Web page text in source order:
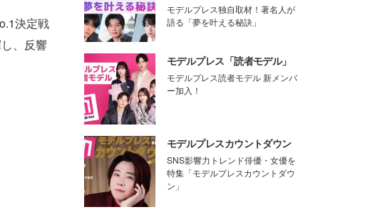
決定戦
、反響
モデルプレス独自取材！著名人が
語る「夢を叶える秘訣」
モデルプレス「読者モデル」
モデルプレス読者モデル 新メンバ
ー加入！
モデルプレスカウントダウン
SNS影響力トレンド俳優・女優を
特集「モデルプレスカウントダウ
ン」